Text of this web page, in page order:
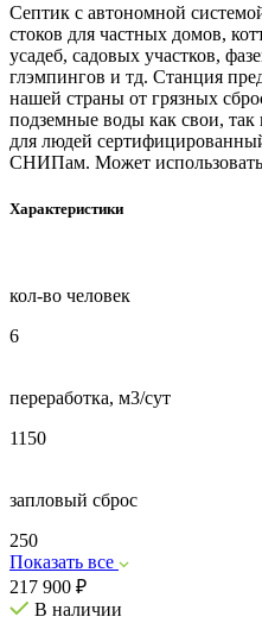
Септик с автономной
стоков для частных домов,
усадеб, садовых участков,
глэмпингов и тд. Станция
нашей страны от грязных
подземные воды как свои, так
для людей
СНИПам. Может
Характеристики
кол-во человек
6
переработка, м3/сут
1150
запловый сброс
250
Показать все
217 900 ₽
В наличии